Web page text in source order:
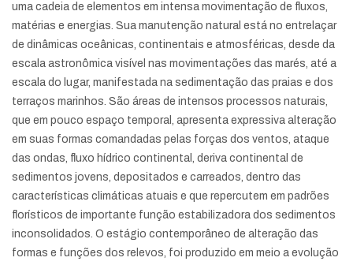
uma cadeia de elementos em intensa movimentação de fluxos,
matérias e energias. Sua manutenção natural está no entrelaçar
de dinâmicas oceânicas, continentais e atmosféricas, desde da
escala astronômica visível nas movimentações das marés, até a
escala do lugar, manifestada na sedimentação das praias e dos
terraços marinhos. São áreas de intensos processos naturais,
que em pouco espaço temporal, apresenta expressiva alteração
em suas formas comandadas pelas forças dos ventos, ataque
das ondas, fluxo hídrico continental, deriva continental de
sedimentos jovens, depositados e carreados, dentro das
características climáticas atuais e que repercutem em padrões
florísticos de importante função estabilizadora dos sedimentos
inconsolidados. O estágio contemporâneo de alteração das
formas e funções dos relevos, foi produzido em meio a evolução